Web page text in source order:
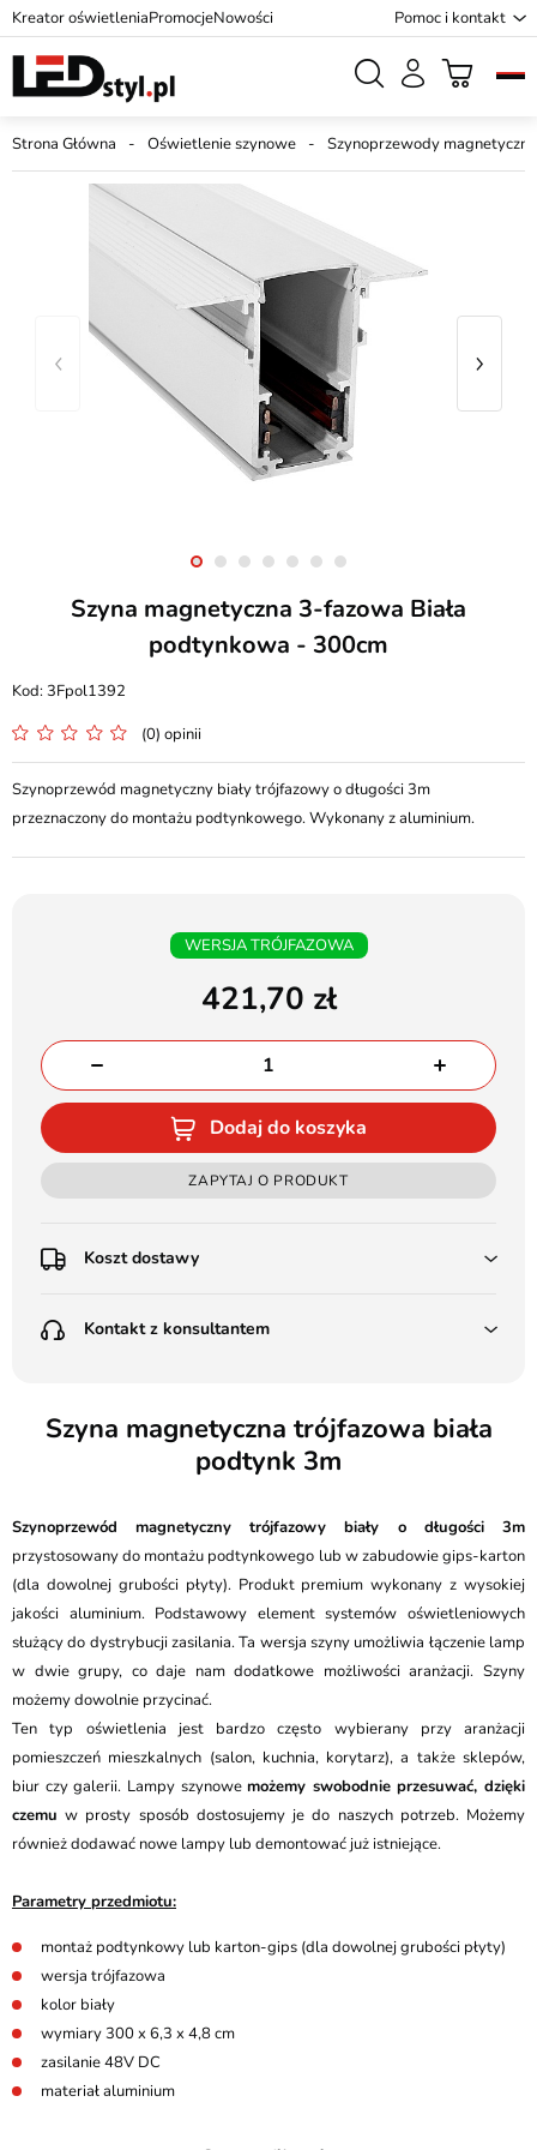
Kreator oświetleniaPromocjeNowości Pomoc i kontakt
Strona Główna Oświetlenie szynowe Szynoprzewody magnetyczne
Szyna magnetyczna 3-fazowa Biała
podtynkowa - 300cm
3Fpol1392
(0) opinii
Szynoprzewód magnetyczny biały trójfazowy o długości 3m
przeznaczony do montażu podtynkowego. Wykonany z aluminium.
WERSJA TRÓJFAZOWA
421,70
Dodaj do koszyka
ZAPYTAJ O PRODUKT
Koszt dostawy
Poczta Polska Kurier 48H - 11 zł
(od 1000 zł dla gabarytów, nie dotyczy produktów 3m)
Kurier GLS - 20 zł
Przesyłka Gabarytowa - 35 zł
Kontakt z konsultantem
Batalionów Chłopskich 12, 94-058 Łódź
Szyna magnetyczna trójfazowa biała
podtynk 3m
Szynoprzewód magnetyczny trójfazowy biały o długości 3m
przystosowany do montażu podtynkowego lub w zabudowie gips-karton
(dla dowolnej grubości płyty). Produkt premium wykonany z wysokiej
jakości aluminium. Podstawowy element systemów oświetleniowych
służący do dystrybucji zasilania. Ta wersja szyny umożliwia łączenie lamp
w dwie grupy, co daje nam dodatkowe możliwości aranżacji. Szyny
możemy dowolnie przycinać.
Ten typ oświetlenia jest bardzo często wybierany przy aranżacji
pomieszczeń mieszkalnych (salon, kuchnia, korytarz), a także sklepów,
biur czy galerii. Lampy szynowemożemy swobodnie przesuwać, dzięki
czemu w prosty sposób dostosujemy je do naszych potrzeb. Możemy
również dodawać nowe lampy lub demontować już istniejące.
Parametry przedmiotu:
montaż podtynkowy lub karton-gips (dla dowolnej grubości płyty)
wersja trójfazowa
kolor biały
wymiary 300 x 6,3 x 4,8 cm
zasilanie 48V DC
materiał aluminium